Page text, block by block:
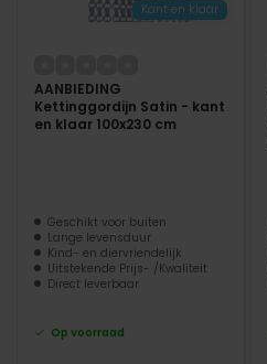
Kant en klaar
AANBIEDING
Kettinggordijn Satin - kant
en klaar 100x230 cm
Geschikt voor buiten
Lange levensduur
Kind- en diervriendelijk
Uitstekende Prijs- /Kwaliteit
Direct leverbaar
Op voorraad